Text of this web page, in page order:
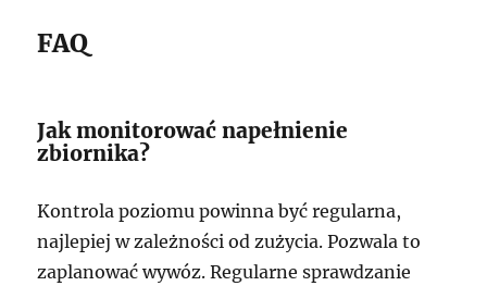
FAQ
Jak monitorować napełnienie
zbiornika?
Kontrola poziomu powinna być regularna,
najlepiej w zależności od zużycia. Pozwala to
zaplanować wywóz. Regularne sprawdzanie